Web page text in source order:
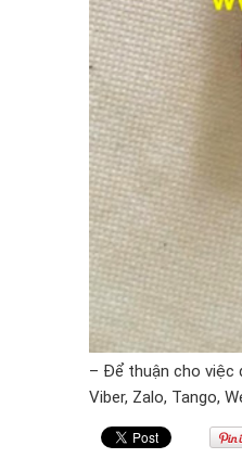
– Để thuận cho việc
Viber, Zalo, Tango,